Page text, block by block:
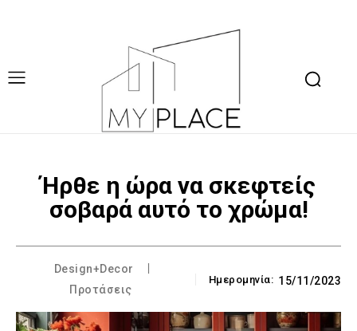
Ήρθε η ώρα να σκεφτείς
σοβαρά αυτό το χρώμα!
Design+Decor
Προτάσεις
Ημερομηνία: 15/11/2023